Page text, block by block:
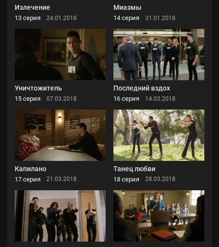
Излечение
13 серия 24.01.2018
Миазмы
14 серия 31.01.2018
Уничтожитель
15 серия 07.03.2018
Последний вздох
16 серия 14.03.2018
Капилано
17 серия 21.03.2018
Танец любви
18 серия 28.03.2018